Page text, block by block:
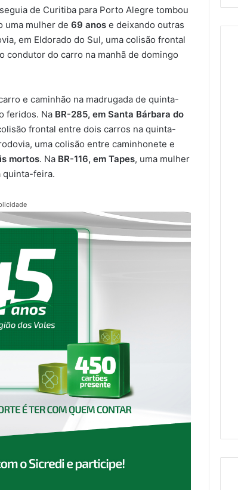
de Curitiba para Porto Alegre tombou
uma mulher de69 anos e deixando outras
em Eldorado do Sul, uma colisão frontal
condutor do carro na manhã de domingo
e caminhão na madrugada de quinta-
feridos. Na BR-285, em Santa Bárbara do
frontal entre dois carros na quinta-
uma colisão entre caminhonete e
mortos. Na BR-116, em Tapes, uma mulher
quinta-feira.